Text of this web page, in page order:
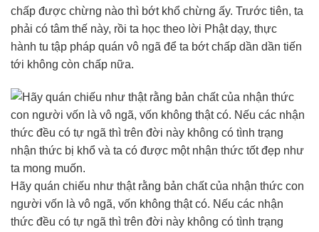
chấp được chừng nào thì bớt khổ chừng ấy. Trước tiên, ta
phải có tâm thế này, rồi ta học theo lời Phật dạy, thực
hành tu tập pháp quán vô ngã để ta bớt chấp dần dần tiến
tới không còn chấp nữa.
Hãy quán chiếu như thật rằng bản chất của nhận thức con
người vốn là vô ngã, vốn không thật có. Nếu các nhận
thức đều có tự ngã thì trên đời này không có tình trạng